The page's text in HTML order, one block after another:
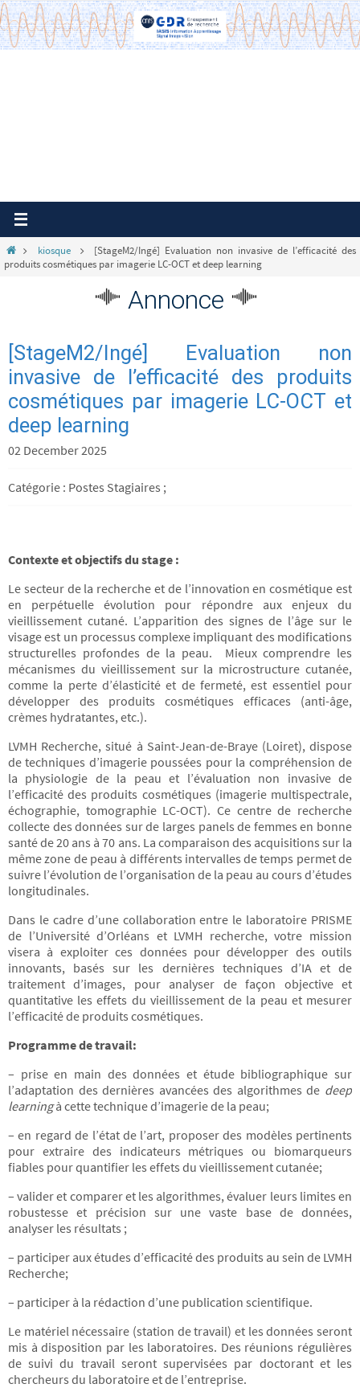
Passer
vers
le
Homekiosque
[StageM2/Ingé] Evaluation non invasive de l’efficacité des
produits cosmétiques par imagerie LC-OCT et deep learning
Annonce
[StageM2/Ingé] Evaluation non
invasive de l’efficacité des produits
cosmétiques par imagerie LC-OCT et
deep learning
02 December 2025
Catégorie : Postes Stagiaires ;
Contexte et objectifs du stage :
Le secteur de la recherche et de l’innovation en cosmétique est
en perpétuelle évolution pour répondre aux enjeux du
vieillissement cutané. L’apparition des signes de l’âge sur le
visage est un processus complexe impliquant des modifications
structurelles profondes de la peau. Mieux comprendre les
mécanismes du vieillissement sur la microstructure cutanée,
comme la perte d’élasticité et de fermeté, est essentiel pour
développer des produits cosmétiques efficaces (anti-âge,
crèmes hydratantes, etc.).
LVMH Recherche, situé à Saint-Jean-de-Braye (Loiret), dispose
de techniques d’imagerie poussées pour la compréhension de
la physiologie de la peau et l’évaluation non invasive de
l’efficacité des produits cosmétiques (imagerie multispectrale,
échographie, tomographie LC-OCT). Ce centre de recherche
collecte des données sur de larges panels de femmes en bonne
santé de 20 ans à 70 ans. La comparaison des acquisitions sur la
même zone de peau à différents intervalles de temps permet de
suivre l’évolution de l’organisation de la peau au cours d’études
longitudinales.
Dans le cadre d’une collaboration entre le laboratoire PRISME
de l’Université d’Orléans et LVMH recherche, votre mission
visera à exploiter ces données pour développer des outils
innovants, basés sur les dernières techniques d’IA et de
traitement d’images, pour analyser de façon objective et
quantitative les effets du vieillissement de la peau et mesurer
l’efficacité de produits cosmétiques.
Programme de travail:
– prise en main des données et étude bibliographique sur
l’adaptation des dernières avancées des algorithmes de deep
learningà cette technique d’imagerie de la peau;
– en regard de l’état de l’art, proposer des modèles pertinents
pour extraire des indicateurs métriques ou biomarqueurs
fiables pour quantifier les effets du vieillissement cutanée;
– valider et comparer et les algorithmes, évaluer leurs limites en
robustesse et précision sur une vaste base de données,
analyser les résultats ;
– participer aux études d’efficacité des produits au sein de LVMH
Recherche;
– participer à la rédaction d’une publication scientifique.
Le matériel nécessaire (station de travail) et les données seront
mis à disposition par les laboratoires. Des réunions régulières
de suivi du travail seront supervisées par doctorant et les
chercheurs du laboratoire et de l’entreprise.